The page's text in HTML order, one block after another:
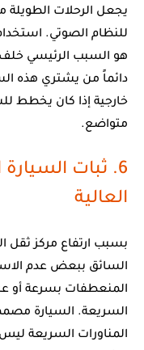
يجعل الرحلات الطويلة
للنظام الصوتي.
هو السبب الرئيسي
دائماً من يشتري هذه
خارجية إذا كان يخطط
متواضع.
6. ثبات
العالية
بسبب ارتفاع مركز ثقل
المنعطفات بسرعة أو
السريعة. السيارة
المناورات السريعة